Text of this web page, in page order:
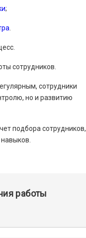
;
сотрудников.
сотрудники
но и развитию
подбора сотрудников,
работы